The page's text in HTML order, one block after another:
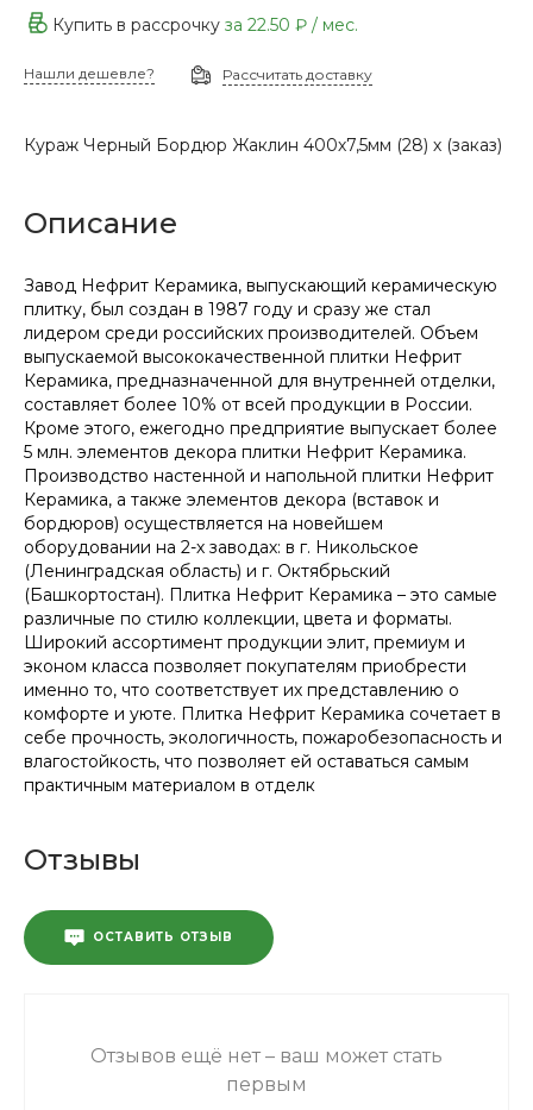
Купить в рассрочку за 22.50 ₽ / мес.
Нашли дешевле? Рассчитать доставку
Кураж Черный Бордюр Жаклин 400х7,5мм (28) х (заказ)
Описание
Завод Нефрит Керамика, выпускающий керамическую
плитку, был создан в 1987 году и сразу же стал
лидером среди российских производителей. Объем
выпускаемой высококачественной плитки Нефрит
Керамика, предназначенной для внутренней отделки,
составляет более 10% от всей продукции в России.
Кроме этого, ежегодно предприятие выпускает более
5 млн. элементов декора плитки Нефрит Керамика.
Производство настенной и напольной плитки Нефрит
Керамика, а также элементов декора (вставок и
бордюров) осуществляется на новейшем
оборудовании на 2-х заводах: в г. Никольское
(Ленинградская область) и г. Октябрьский
(Башкортостан). Плитка Нефрит Керамика – это самые
различные по стилю коллекции, цвета и форматы.
Широкий ассортимент продукции элит, премиум и
эконом класса позволяет покупателям приобрести
именно то, что соответствует их представлению о
комфорте и уюте. Плитка Нефрит Керамика сочетает в
себе прочность, экологичность, пожаробезопасность и
влагостойкость, что позволяет ей оставаться самым
практичным материалом в отделк
Отзывы
ОСТАВИТЬ ОТЗЫВ
Отзывов ещё нет – ваш может стать
первым